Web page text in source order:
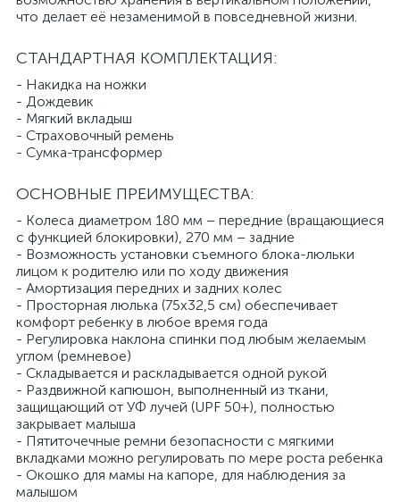
что делает её незаменимой в повседневной жизни.
СТАНДАРТНАЯ КОМПЛЕКТАЦИЯ:
- Накидка на ножки
- Дождевик
- Мягкий вкладыш
- Страховочный ремень
- Сумка-трансформер
ОСНОВНЫЕ ПРЕИМУЩЕСТВА:
- Колеса диаметром 180 мм – передние (вращающиеся
с функцией блокировки), 270 мм – задние
- Возможность установки съемного блока-люльки
лицом к родителю или по ходу движения
- Амортизация передних и задних колес
- Просторная люлька (75х32,5 см) обеспечивает
комфорт ребенку в любое время года
- Регулировка наклона спинки под любым желаемым
углом (ремневое)
- Складывается и раскладывается одной рукой
- Раздвижной капюшон, выполненный из ткани,
защищающий от УФ лучей (UPF 50+), полностью
закрывает малыша
- Пятиточечные ремни безопасности с мягкими
вкладками можно регулировать по мере роста ребенка
- Окошко для мамы на капоре, для наблюдения за
малышом